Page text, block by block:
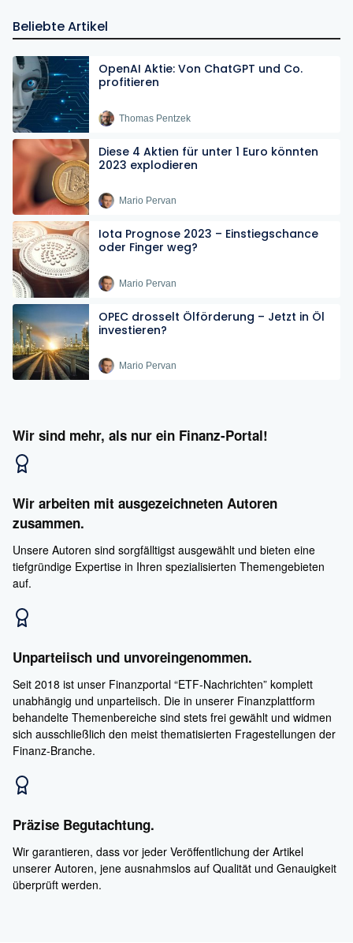
Beliebte Artikel
OpenAI Aktie: Von ChatGPT und Co.
profitieren
Thomas Pentzek
Diese 4 Aktien für unter 1 Euro könnten
2023 explodieren
Mario Pervan
Iota Prognose 2023 – Einstiegschance
oder Finger weg?
Mario Pervan
OPEC drosselt Ölförderung – Jetzt in Öl
investieren?
Mario Pervan
Wir sind mehr, als nur ein Finanz-Portal!
Wir arbeiten mit ausgezeichneten Autoren
zusammen.
Unsere Autoren sind sorgfälltigst ausgewählt und bieten eine
tiefgründige Expertise in Ihren spezialisierten Themengebieten
auf.
Unparteiisch und unvoreingenommen.
Seit 2018 ist unser Finanzportal “ETF-Nachrichten” komplett
unabhängig und unparteiisch. Die in unserer Finanzplattform
behandelte Themenbereiche sind stets frei gewählt und widmen
sich ausschließlich den meist thematisierten Fragestellungen der
Finanz-Branche.
Präzise Begutachtung.
Wir garantieren, dass vor jeder Veröffentlichung der Artikel
unserer Autoren, jene ausnahmslos auf Qualität und Genauigkeit
überprüft werden.